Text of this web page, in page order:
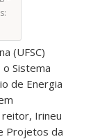
(UFSC)
o Sistema
de Energia
reitor, Irineu
Projetos da